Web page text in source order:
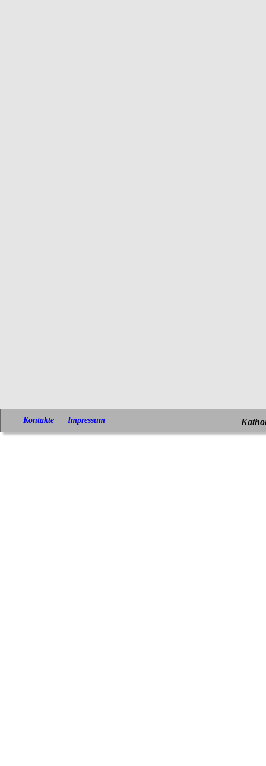
Kontakte Impressum